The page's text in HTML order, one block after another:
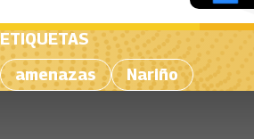
ETIQUETAS
amenazas
Nariño